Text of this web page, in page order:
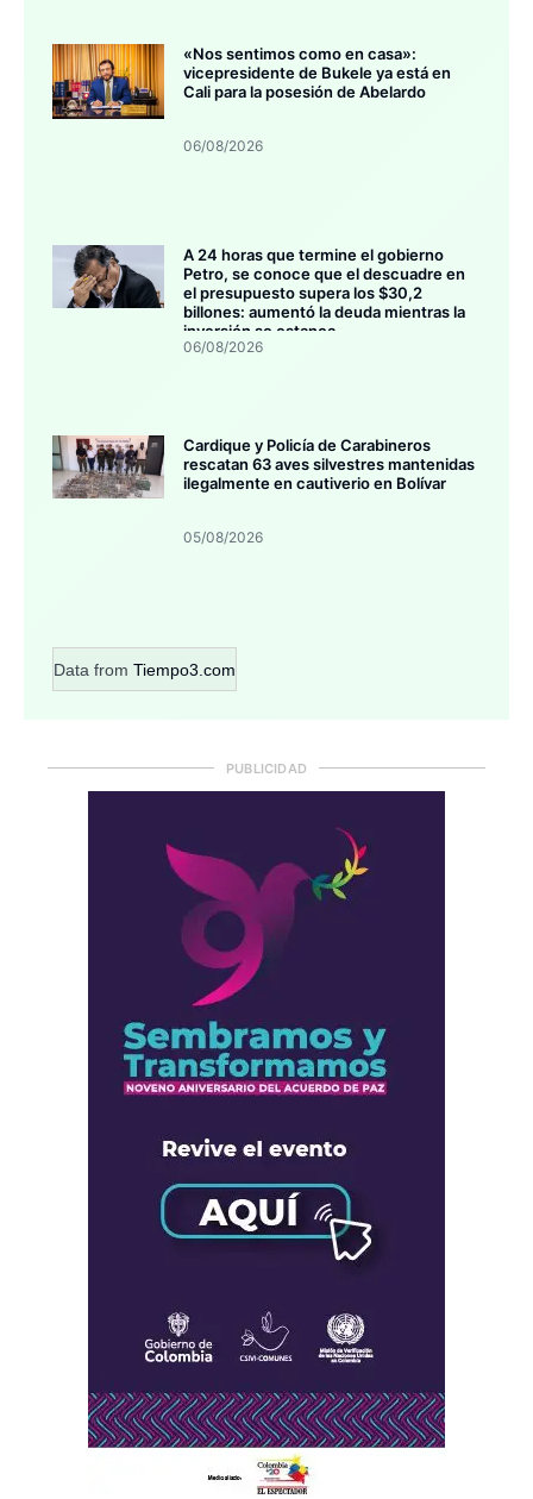
«Nos sentimos como en casa»:
vicepresidente de Bukele ya está en
Cali para la posesión de Abelardo
06/08/2026
A 24 horas que termine el gobierno
Petro, se conoce que el descuadre en
el presupuesto supera los $30,2
billones: aumentó la deuda mientras la
inversión se estanca
06/08/2026
Cardique y Policía de Carabineros
rescatan 63 aves silvestres mantenidas
ilegalmente en cautiverio en Bolívar
05/08/2026
Data from Tiempo3.com
PUBLICIDAD